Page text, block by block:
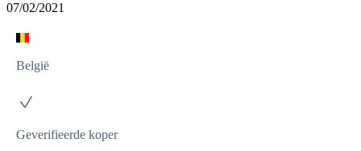
07/02/2021
België
Geverifieerde koper